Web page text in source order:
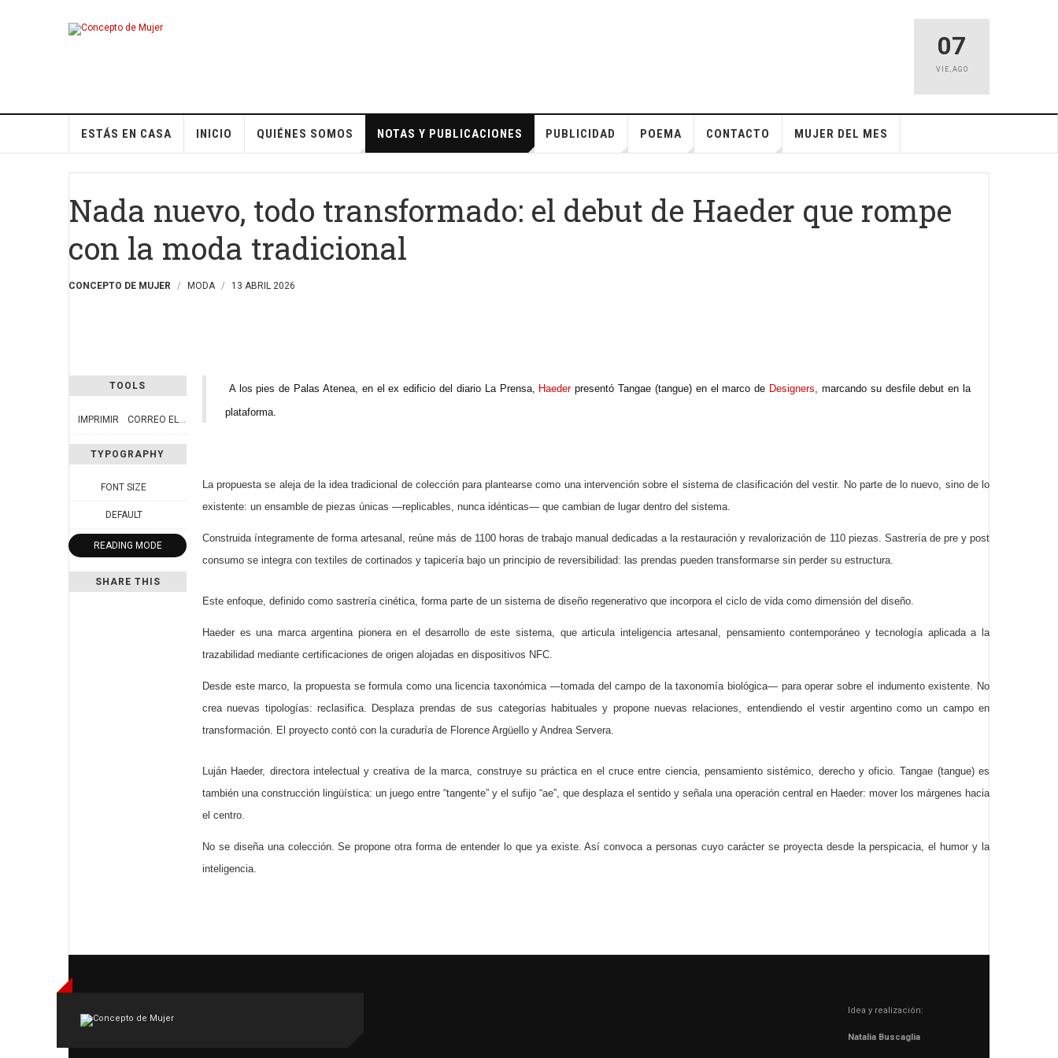
07
VIE , AGO
ESTÁS EN CASA INICIO QUIÉNES SOMOS NOTAS Y PUBLICACIONES PUBLICIDAD POEMA CONTACTO MUJER DEL MES
Nada nuevo, todo transformado: el debut de Haeder que rompe
con la moda tradicional
CONCEPTO DE MUJER MODA 13 ABRIL 2026
TOOLS
IMPRIMIR CORREO ELECTRÓNICO
TYPOGRAPHY
FONT SIZE
DEFAULT
READING MODE
SHARE THIS
A los pies de Palas Atenea, en el ex edificio del diario La Prensa, Haederpresentó Tangae (tangue) en el marco de Designers, marcando su desfile debut en la
plataforma.
La propuesta se aleja de la idea tradicional de colección para plantearse como una intervención sobre el sistema de clasificación del vestir. No parte de lo nuevo, sino de lo
existente: un ensamble de piezas únicas —replicables, nunca idénticas— que cambian de lugar dentro del sistema.
Construida íntegramente de forma artesanal, reúne más de 1100 horas de trabajo manual dedicadas a la restauración y revalorización de 110 piezas. Sastrería de pre y post
consumo se integra con textiles de cortinados y tapicería bajo un principio de reversibilidad: las prendas pueden transformarse sin perder su estructura.
Este enfoque, definido como sastrería cinética, forma parte de un sistema de diseño regenerativo que incorpora el ciclo de vida como dimensión del diseño.
Haeder es una marca argentina pionera en el desarrollo de este sistema, que articula inteligencia artesanal, pensamiento contemporáneo y tecnología aplicada a la
trazabilidad mediante certificaciones de origen alojadas en dispositivos NFC.
Desde este marco, la propuesta se formula como una licencia taxonómica —tomada del campo de la taxonomía biológica— para operar sobre el indumento existente. No
crea nuevas tipologías: reclasifica. Desplaza prendas de sus categorías habituales y propone nuevas relaciones, entendiendo el vestir argentino como un campo en
transformación. El proyecto contó con la curaduría de Florence Argüello y Andrea Servera.
Luján Haeder, directora intelectual y creativa de la marca, construye su práctica en el cruce entre ciencia, pensamiento sistémico, derecho y oficio. Tangae (tangue) es
también una construcción lingüística: un juego entre “tangente” y el sufijo “ae”, que desplaza el sentido y señala una operación central en Haeder: mover los márgenes hacia
el centro.
No se diseña una colección. Se propone otra forma de entender lo que ya existe. Así convoca a personas cuyo carácter se proyecta desde la perspicacia, el humor y la
inteligencia.
Idea y realización:
Natalia Buscaglia